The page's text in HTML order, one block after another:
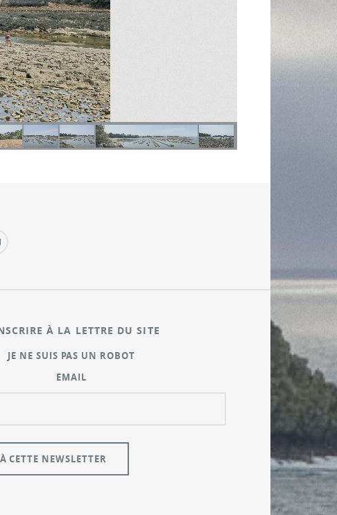
À LA LETTRE DU SITE
JE NE SUIS PAS UN ROBOT
EMAIL